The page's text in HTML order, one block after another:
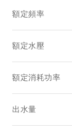
額定
額定水壓
額定消
出水量